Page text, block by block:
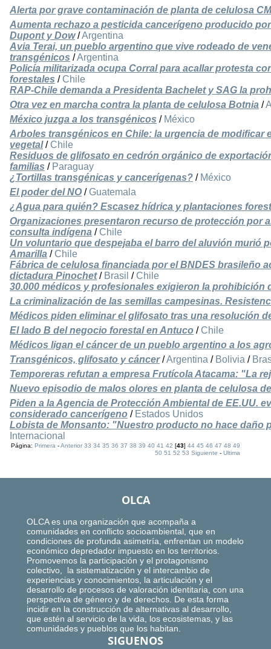
Alerta por grave contaminación de planta de celulosa
Aumenta rechazo a pesticida cancerígeno producido
Dupont y Dow/Argentina
Avia Terai, un pueblo argentino que vive rodeado de
transgénicos /Argentina
Policía militarizada ocupa Corral para acallar protesta
forestales / Chile
RAP-Chile demanda a Presidenta Bachelet y SAG la
Otra vez en marcha contra la planta de celulosa Botnia /
México juzga a los transgénicos / México
Arboles transgénicos en Chile: la urgencia de modificar
vegetal/ Chile
Residuos de glifosato en cedrón orgánico de
familias / Paraguay
¿Tortillas transgénicas y cancerígenas? / México
El poder del NO / Guatemala
¿Agua para quién? Escasez hídrica y plantaciones
Organizaciones presentaron recurso de protección por
consulta indígena / Chile
Un voluntario que despejaba el barro del aluvión murió
Amarilla / Chile
Fábrica de celulosa financiada por el BNDES brasileño
dictadura Pinochet/ Brasil / Chile
30.000 médicos y profesionales exigieron la prohibición
La criminalización de las semillas campesinas.
Médicos piden eliminar el glifosato tras una resolución
El lado B del negocio forestal en Antuco / Chile
Médicos ligan el cáncer de un pueblo argentino a los
Transgénicos, glifosato y cáncer/Argentina / Bolivia /
Temporeras refutan a empresa Frutícola Atacama: "La
Nuevo episodio de malos olores en planta de celulosa
Piden a la Agencia de Protección Ambiental de EE.UU.
considerado cancerígeno / Estados Unidos
Lobista de Monsanto: "Nuestro producto no hace daño
Internacional
Página:Primera -Anterior 33 34 35 36 37 38 39 40 41 42 [43]44 45 46 47 48 49
50 51 52 53 Siguiente -Ultima
OLCA
OLCA es una organización que acompaña a
comunidades en conflicto socioambiental, que en
condiciones de profunda asimetría, enfrentan un modelo
económico depredador impuesto en los territorios.
Promovemos la participación y el protagonismo
colectivo, la sistematización y el intercambio de
experiencias y conocimientos, la articulación y el
desarrollo de procesos de valoración identitaria, con una
perspectiva de género y de derechos. De esta forma
incidir en la construcción de alternativas al desarrollo,
que estén al servicio de la vida, los ecosistemas, y las
comunidades y pueblos que los habitan.
SIGUENOS